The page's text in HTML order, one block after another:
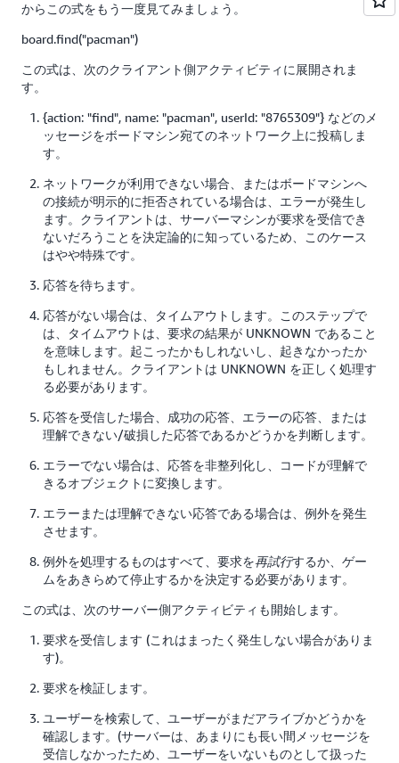
からこの式をもう一度見てみましょう。
board.find("pacman")
この式は、次のクライアント側アクティビティに展開されま
す。
{action: "find", name: "pacman", userId: "8765309"} などのメ
ッセージをボードマシン宛てのネットワーク上に投稿しま
す。
ネットワークが利用できない場合、またはボードマシンへ
の接続が明示的に拒否されている場合は、エラーが発生し
ます。クライアントは、サーバーマシンが要求を受信でき
ないだろうことを決定論的に知っているため、このケース
はやや特殊です。
応答を待ちます。
応答がない場合は、タイムアウトします。このステップで
は、タイムアウトは、要求の結果が UNKNOWN であること
を意味します。起こったかもしれないし、起きなかったか
もしれません。クライアントは UNKNOWN を正しく処理す
る必要があります。
応答を受信した場合、成功の応答、エラーの応答、または
理解できない/破損した応答であるかどうかを判断します。
エラーでない場合は、応答を非整列化し、コードが理解で
きるオブジェクトに変換します。
エラーまたは理解できない応答である場合は、例外を発生
させます。
例外を処理するものはすべて、要求を再試行するか、ゲー
ムをあきらめて停止するかを決定する必要があります。
この式は、次のサーバー側アクティビティも開始します。
要求を受信します (これはまったく発生しない場合がありま
す)。
要求を検証します。
ユーザーを検索して、ユーザーがまだアライブかどうかを
確認します。(サーバーは、あまりにも長い間メッセージを
受信しなかったため、ユーザーをいないものとして扱った